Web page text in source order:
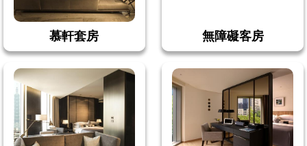
慕軒套房 無障礙客房